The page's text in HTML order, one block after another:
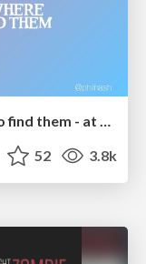
52 3.8k